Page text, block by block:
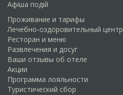
Афіша подій
Проживание и тарифы
Лечебно-оздоровительный центр
Ресторан и меню
Развлечения и досуг
Ваши отзывы об отеле
Акции
Программа лояльности
Туристический сбор